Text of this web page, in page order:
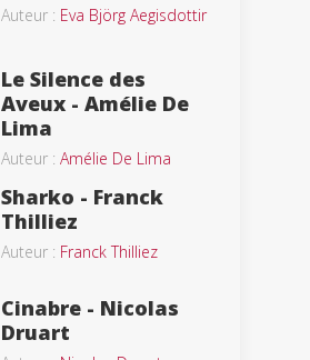
Auteur : Eva Björg Aegisdottir
Le Silence des
Aveux - Amélie De
Lima
Auteur : Amélie De Lima
Sharko - Franck
Thilliez
Auteur : Franck Thilliez
Cinabre - Nicolas
Druart